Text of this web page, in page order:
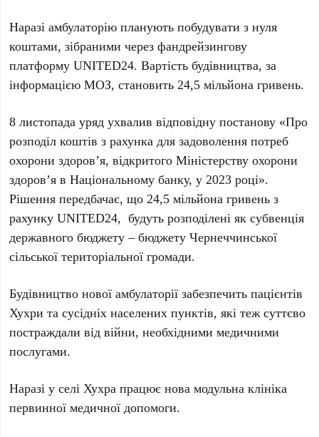
Наразі амбулаторію планують побудувати з нуля
коштами, зібраними через фандрейзингову
платформу UNITED24. Вартість будівництва, за
інформацією МОЗ, становить 24,5 мільйона гривень.
8 листопада уряд ухвалив відповідну постанову «Про
розподіл коштів з рахунка для задоволення потреб
охорони здоровʼя, відкритого Міністерству охорони
здоровʼя в Національному банку, у 2023 році».
Рішення передбачає, що 24,5 мільйона гривень з
рахунку UNITED24, будуть розподілені як субвенція
державного бюджету – бюджету Чернеччинської
сільської територіальної громади.
Будівництво нової амбулаторії забезпечить пацієнтів
Хухри та сусідніх населених пунктів, які теж суттєво
постраждали від війни, необхідними медичними
послугами.
Наразі у селі Хухра працює нова модульна клініка
первинної медичної допомоги.